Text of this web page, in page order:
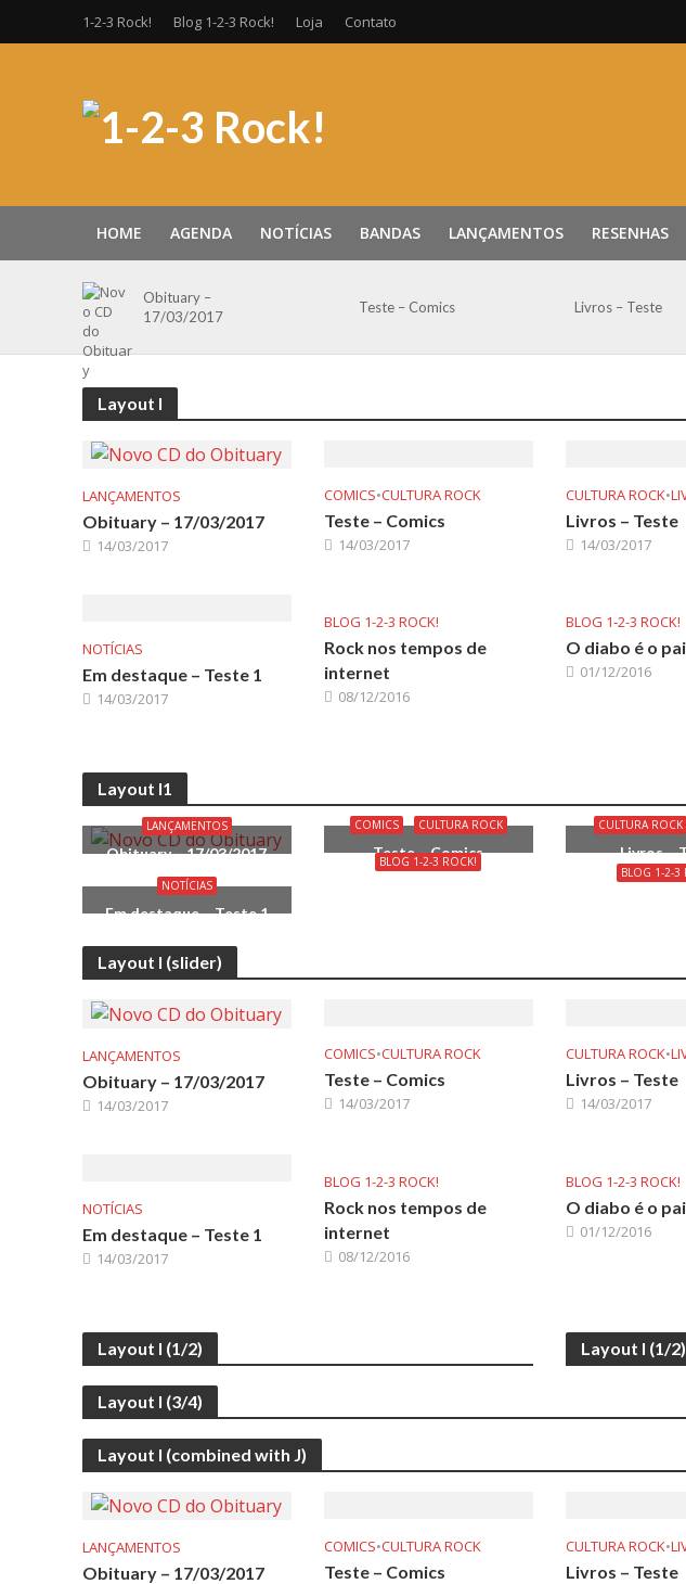
1-2-3 Rock! Blog 1-2-3 Rock! Loja Contato
HOME AGENDA NOTÍCIAS BANDAS LANÇAMENTOS RESENHAS
Obituary –
17/03/2017
Teste – Comics Livros – Teste
Layout I
LANÇAMENTOS
Obituary – 17/03/2017
14/03/2017
COMICS•CULTURA ROCK
Teste – Comics
14/03/2017
CULTURA ROCK•
Livros – Teste
14/03/2017
NOTÍCIAS
Em destaque – Teste 1
14/03/2017
BLOG 1-2-3 ROCK!
Rock nos tempos de
internet
08/12/2016
BLOG 1-2-3 ROCK!
O diabo é o
01/12/2016
Layout I1
LANÇAMENTOS
Obituary – 17/03/2017
COMICS CULTURA ROCK
Teste – Comics
CULTURA ROCK
Livros –
NOTÍCIAS
Em destaque – Teste 1
BLOG 1-2-3 ROCK!
BLOG 1-2-3
Layout I (slider)
LANÇAMENTOS
Obituary – 17/03/2017
14/03/2017
COMICS•CULTURA ROCK
Teste – Comics
14/03/2017
CULTURA ROCK•
Livros – Teste
14/03/2017
NOTÍCIAS
Em destaque – Teste 1
14/03/2017
BLOG 1-2-3 ROCK!
Rock nos tempos de
internet
08/12/2016
BLOG 1-2-3 ROCK!
O diabo é o
01/12/2016
Layout I (1/2) Layout I (1/2)
Layout I (3/4)
Layout I (combined with J)
LANÇAMENTOS
Obituary – 17/03/2017
COMICS•CULTURA ROCK
Teste – Comics
CULTURA ROCK•
Livros – Teste